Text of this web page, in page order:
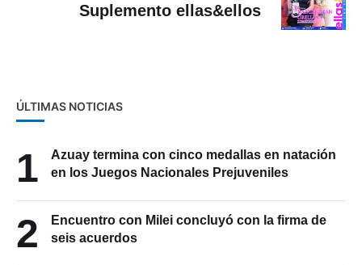
Suplemento ellas&ellos
ÚLTIMAS NOTICIAS
1
Azuay termina con cinco medallas en natación
en los Juegos Nacionales Prejuveniles
2
Encuentro con Milei concluyó con la firma de
seis acuerdos